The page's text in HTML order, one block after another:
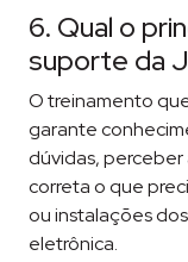
6. Qual o
suporte da
O treinamento
garante
dúvidas,
correta o que
ou instalações
eletrônica.